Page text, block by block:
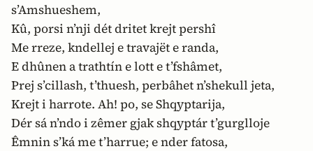
s’Amshueshem,
Kû, porsi n’nji dét dritet krejt pershî
Me rreze, kndellej e travajët e randa,
E dhûnen a trathtín e lott e t’fshâmet,
Prej s’cillash, t’thuesh, perbâhet n’shekull jeta,
Krejt i harrote. Ah! po, se Shqyptarija,
Dér sá n’ndo i zêmer gjak shqyptár t’gurglloje
Êmnin s’ká me t’harrue; e nder fatosa,